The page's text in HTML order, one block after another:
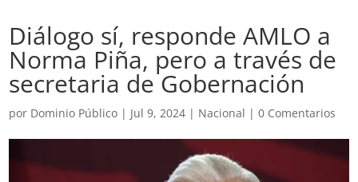
Diálogo sí, responde AMLO a
Norma Piña, pero a través de
secretaria de Gobernación
por Dominio Público | Jul 9, 2024 | Nacional |0 Comentarios